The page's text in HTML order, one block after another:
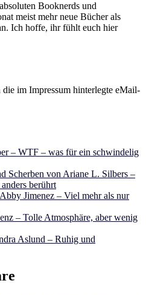
Booknerds und
meist mehr neue Bücher als
Ich hoffe, ihr fühlt euch hier
im Impressum hinterlegte eMail-
– WTF – was für ein schwindelig
Scherben von Ariane L. Silbers –
berührt
Jimenez – Viel mehr als nur
– Tolle Atmosphäre, aber wenig
Aslund – Ruhig und